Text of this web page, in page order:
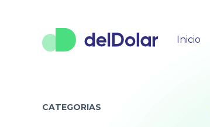
Inicio
CATEGORIAS